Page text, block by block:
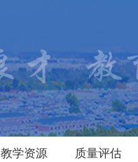
教学资源 质量评估